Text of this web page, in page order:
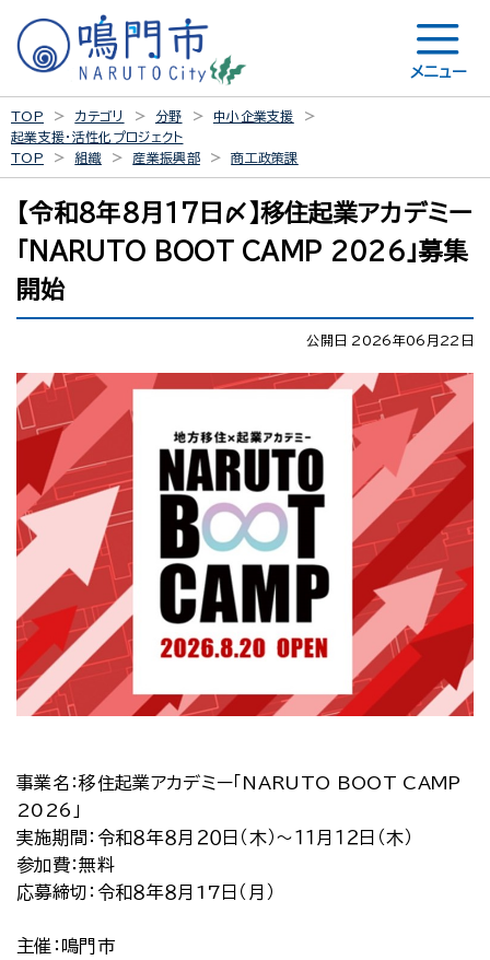
メニュー
TOP カテゴリ 分野
中小企業支援
起業支援・活性化プロジェクト
TOP
組織 産業振興部 商工政策課
【令和8年8月17日〆】移住起業アカデミー
「NARUTO BOOT CAMP 2026」募集
開始
公開日 2026年06月22日
事業名：移住起業アカデミー「NARUTO BOOT CAMP
2026」
実施期間：令和８年８月２０日（木）～１１月１２日（木）
参加費：無料
応募締切：令和８年８月17日（月）
主催：鳴門市